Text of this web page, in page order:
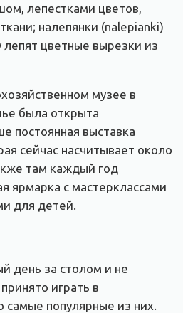
лепестками цветов,
налепянки (nalepianki)
цветные вырезки из
музее в
была открыта
постоянная выставка
сейчас насчитывает около
там каждый год
ярмарка с мастерклассами
для детей.
день за столом и не
играть в
самые популярные из них.